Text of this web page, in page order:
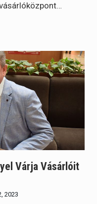
Várja Vásárlóit
2023